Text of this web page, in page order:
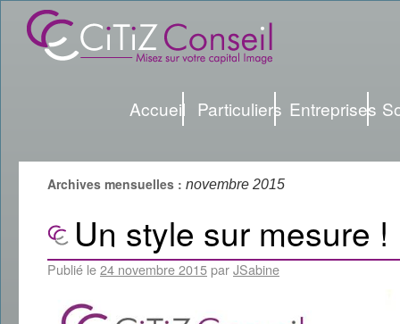
Accueil Particuliers Entreprises
Archives mensuelles : novembre 2015
Un style sur mesure !
Publié le24 novembre 2015parJSabine